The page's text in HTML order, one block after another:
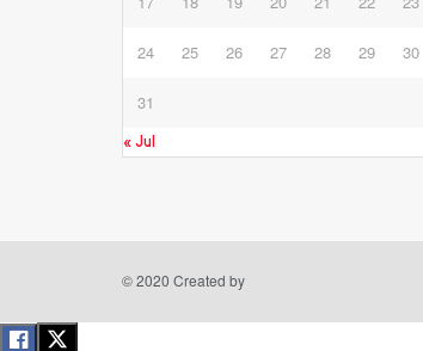
24 25 26 27 28 29 30
31
« Jul
© 2020 Created by